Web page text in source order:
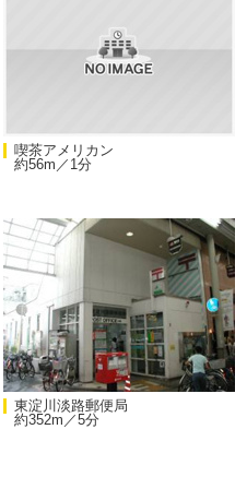
喫茶アメリカン
約56m／1分
東淀川淡路郵便局
約352m／5分